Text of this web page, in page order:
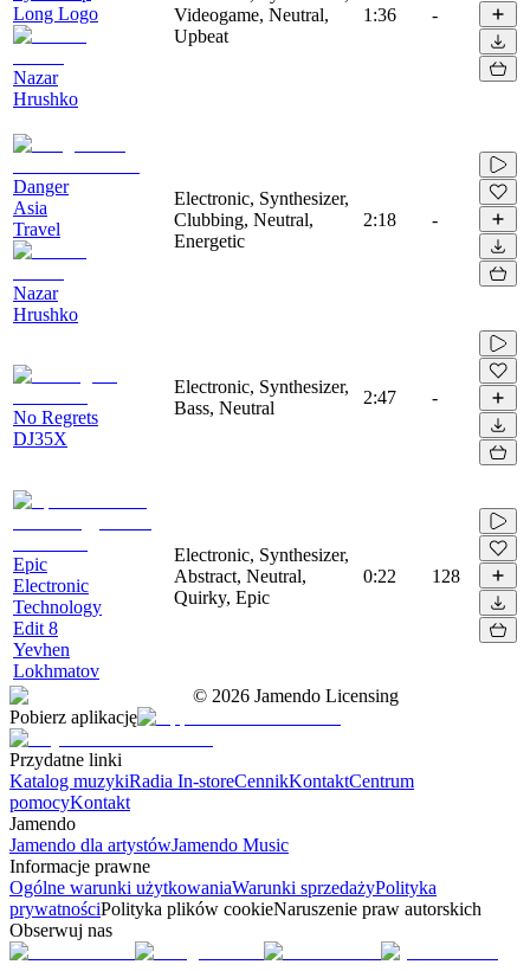
Long Logo
Nazar
Hrushko
Videogame, Neutral,
Upbeat
1:36 -
Danger
Asia
Travel
Nazar
Hrushko
Electronic, Synthesizer,
Clubbing, Neutral,
Energetic
2:18 -
No Regrets
DJ35X
Electronic, Synthesizer,
Bass, Neutral
2:47 -
Epic
Electronic
Technology
Edit 8
Yevhen
Lokhmatov
Electronic, Synthesizer,
Abstract, Neutral,
Quirky, Epic
0:22 128
© 2026 Jamendo Licensing
Pobierz aplikację
Przydatne linki
Katalog muzykiRadia In-storeCennikKontaktCentrum
pomocyKontakt
Jamendo
Jamendo dla artystówJamendo Music
Informacje prawne
Ogólne warunki użytkowaniaWarunki sprzedażyPolityka
prywatnościPolityka plików cookieNaruszenie praw autorskich
Obserwuj nas